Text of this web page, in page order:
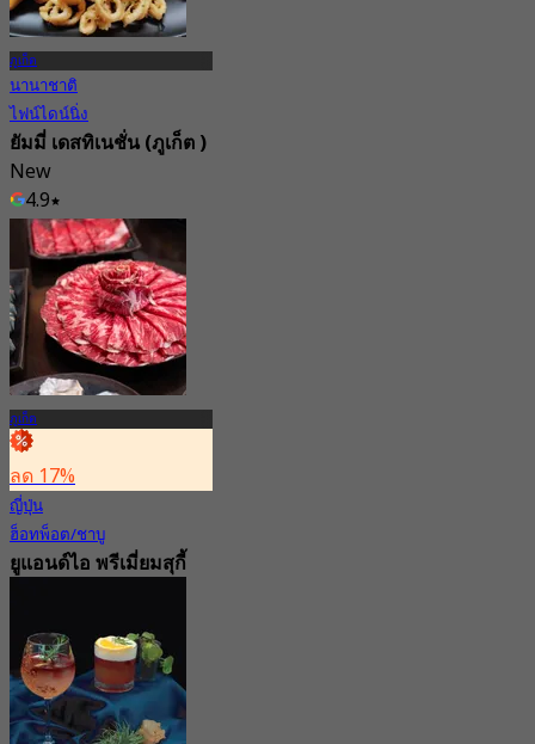
ภูเก็ต
นานาชาติ
ไฟน์ไดน์นิ่ง
ยัมมี่ เดสทิเนชั่น (ภูเก็ต )
New
4.9
จาก฿ 230
ภูเก็ต
ลด 17%
ญี่ปุ่น
ฮ็อทพ็อต/ชาบู
ยูแอนด์ไอ พรีเมี่ยมสุกี้
658 การจอง
จาก฿ 698